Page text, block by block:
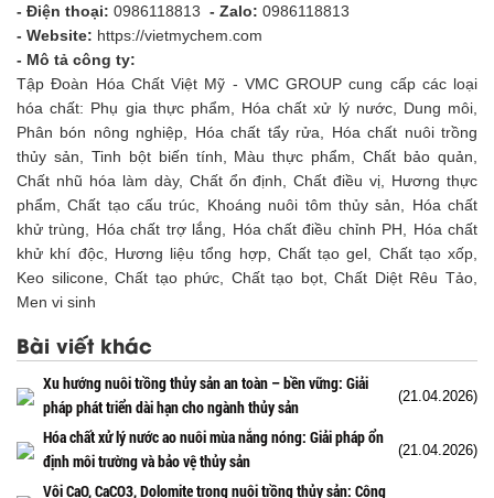
- Điện thoại: 0986118813 - Zalo: 0986118813
- Website: https://vietmychem.com
- Mô tả công ty:
Tập Đoàn Hóa Chất Việt Mỹ - VMC GROUP cung cấp các loại
hóa chất: Phụ gia thực phẩm, Hóa chất xử lý nước, Dung môi,
Phân bón nông nghiệp, Hóa chất tẩy rửa, Hóa chất nuôi trồng
thủy sản, Tinh bột biến tính, Màu thực phẩm, Chất bảo quản,
Chất nhũ hóa làm dày, Chất ổn định, Chất điều vị, Hương thực
phẩm, Chất tạo cấu trúc, Khoáng nuôi tôm thủy sản, Hóa chất
khử trùng, Hóa chất trợ lắng, Hóa chất điều chỉnh PH, Hóa chất
khử khí độc, Hương liệu tổng hợp, Chất tạo gel, Chất tạo xốp,
Keo silicone, Chất tạo phức, Chất tạo bọt, Chất Diệt Rêu Tảo,
Men vi sinh
Bài viết khác
Xu hướng nuôi trồng thủy sản an toàn – bền vững: Giải
pháp phát triển dài hạn cho ngành thủy sản
(21.04.2026)
Hóa chất xử lý nước ao nuôi mùa nắng nóng: Giải pháp ổn
định môi trường và bảo vệ thủy sản
(21.04.2026)
Vôi CaO, CaCO3, Dolomite trong nuôi trồng thủy sản: Công